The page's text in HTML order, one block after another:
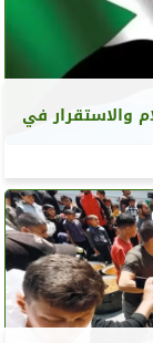
والاستقرار في